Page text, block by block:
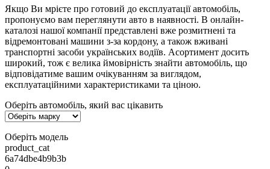
Якщо Ви мрієте про готовий до експлуатації автомобіль,
пропонуємо вам переглянути авто в наявності. В онлайн-
каталозі нашої компанії представлені вже розмитнені та
відремонтовані машини з-за кордону, а також вживані
транспортні засоби українських водіїв. Асортимент досить
широкий, тож є велика ймовірність знайти автомобіль, що
відповідатиме вашим очікуванням за виглядом,
експлуатаційними характеристиками та ціною.
Оберіть автомобіль, який вас цікавить
Оберіть модель
product_cat
6a74dbe4b9b3b